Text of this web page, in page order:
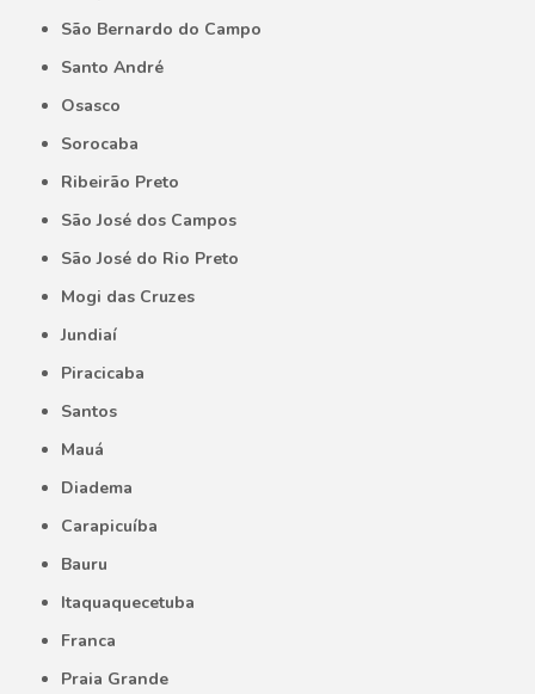
São Bernardo do Campo
Santo André
Osasco
Sorocaba
Ribeirão Preto
São José dos Campos
São José do Rio Preto
Mogi das Cruzes
Jundiaí
Piracicaba
Santos
Mauá
Diadema
Carapicuíba
Bauru
Itaquaquecetuba
Franca
Praia Grande